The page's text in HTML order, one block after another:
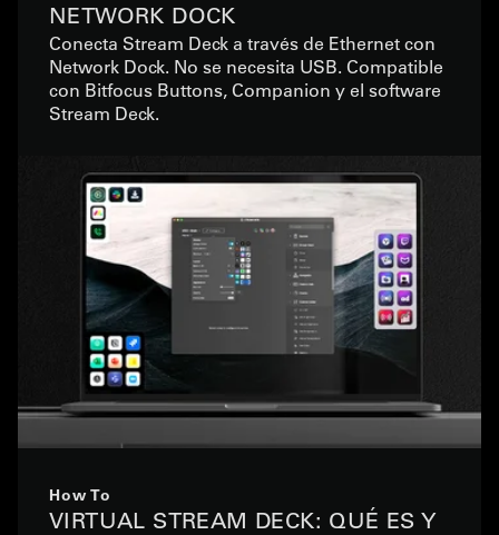
NETWORK DOCK
Conecta Stream Deck a través de Ethernet con
Network Dock. No se necesita USB. Compatible
con Bitfocus Buttons, Companion y el software
Stream Deck.
How To
VIRTUAL STREAM DECK: QUÉ ES Y